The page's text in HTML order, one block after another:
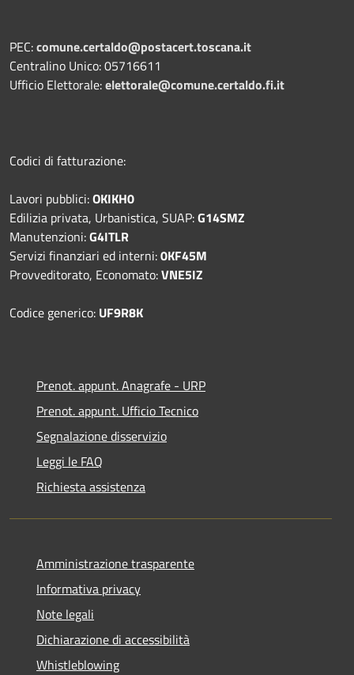
PEC:comune.certaldo@postacert.toscana.it
Centralino Unico: 05716611
Ufficio Elettorale:elettorale@comune.certaldo.fi.it
Codici di fatturazione:
Lavori pubblici:OKIKH0
Edilizia privata, Urbanistica, SUAP:G14SMZ
Manutenzioni:G4ITLR
Servizi finanziari ed interni:0KF45M
Provveditorato, Economato:VNE5IZ
Codice generico: UF9R8K
Prenot. appunt. Anagrafe - URP
Prenot. appunt. Ufficio Tecnico
Segnalazione disservizio
Leggi le FAQ
Richiesta assistenza
Amministrazione trasparente
Informativa privacy
Note legali
Dichiarazione di accessibilità
Whistleblowing